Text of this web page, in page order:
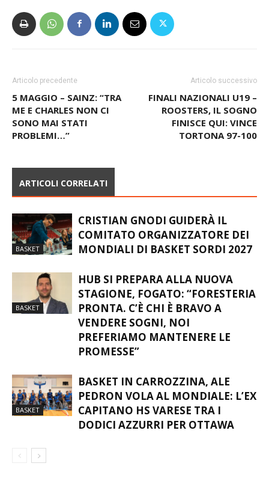
Articolo precedente
5 MAGGIO – SAINZ: “TRA
ME E CHARLES NON CI
SONO MAI STATI
PROBLEMI…”
Articolo successivo
FINALI NAZIONALI U19 –
ROOSTERS, IL SOGNO
FINISCE QUI: VINCE
TORTONA 97-100
ARTICOLI CORRELATI
BASKET
CRISTIAN GNODI GUIDERÀ IL
COMITATO ORGANIZZATORE DEI
MONDIALI DI BASKET SORDI 2027
BASKET
HUB SI PREPARA ALLA NUOVA
STAGIONE, FOGATO: “FORESTERIA
PRONTA. C’È CHI È BRAVO A
VENDERE SOGNI, NOI
PREFERIAMO MANTENERE LE
PROMESSE”
BASKET
BASKET IN CARROZZINA, ALE
PEDRON VOLA AL MONDIALE: L’EX
CAPITANO HS VARESE TRA I
DODICI AZZURRI PER OTTAWA